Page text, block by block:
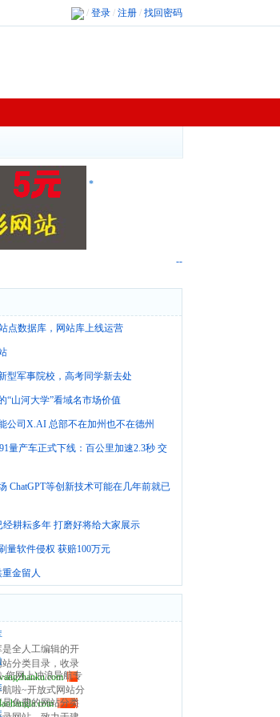
/ 登录 / 注册 / 找回密码
*
--
点数据库，网站库上线运营
型军事院校，高考同学新去处
“山河大学”看域名市场价值
公司X.AI 总部不在加州也不在德州
量产车正式下线：百公里加速2.3秒 交
ChatGPT等创新技术可能在几年前就已
耕耘多年 打磨好将给大家展示
量软件侵权 获赔100万元
金留人
是全人工编辑的开
站分类目录，收录
、各行业优秀网
在为用户提供更全
站分类目录检索、
-您网上冲浪导航专
航啦~开放式网站分
导航平台，收集国
是免费的网站分类